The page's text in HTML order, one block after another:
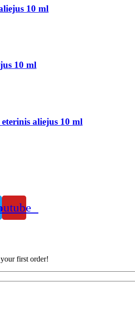
10 ml
10 ml
aliejus 10 ml
first order!